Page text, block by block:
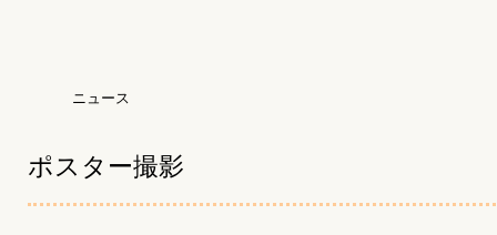
ニュース
ポスター撮影